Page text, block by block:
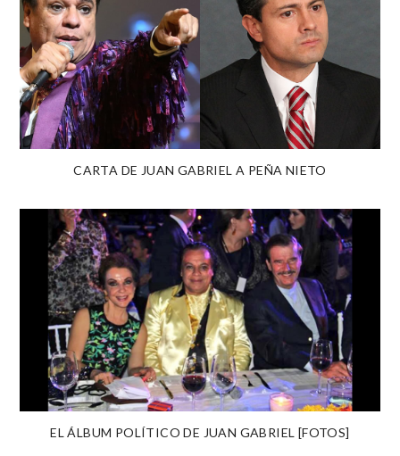
CARTA DE JUAN GABRIEL A PEÑA NIETO
EL ÁLBUM POLÍTICO DE JUAN GABRIEL [FOTOS]